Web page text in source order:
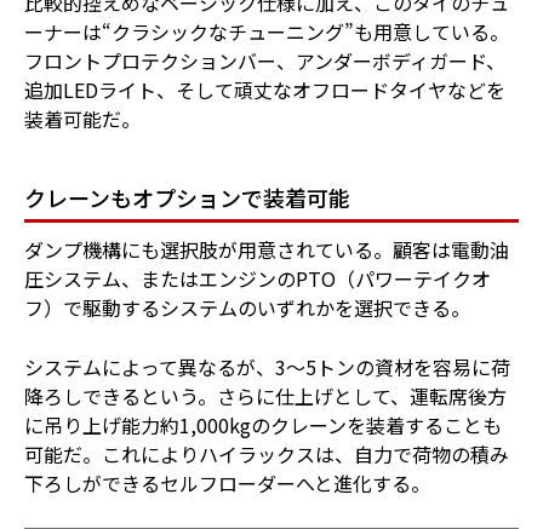
ーナーは“クラシックなチューニング”も用意している。
フロントプロテクションバー、アンダーボディガード、
追加LEDライト、そして頑丈なオフロードタイヤなどを
装着可能だ。
クレーンもオプションで装着可能
ダンプ機構にも選択肢が用意されている。顧客は電動油
圧システム、またはエンジンのPTO（パワーテイクオ
フ）で駆動するシステムのいずれかを選択できる。
システムによって異なるが、3～5トンの資材を容易に荷
降ろしできるという。さらに仕上げとして、運転席後方
に吊り上げ能力約1,000kgのクレーンを装着することも
可能だ。これによりハイラックスは、自力で荷物の積み
下ろしができるセルフローダーへと進化する。